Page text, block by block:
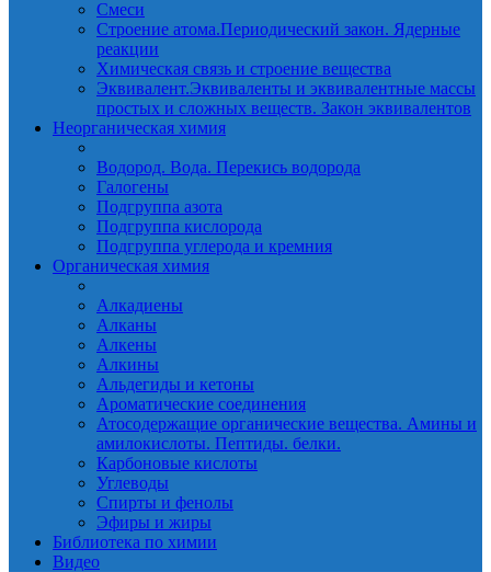
Смеси
Строение атома.Периодический закон. Ядерные
реакции
Химическая связь и строение вещества
Эквивалент.Эквиваленты и эквивалентные массы
простых и сложных веществ. Закон эквивалентов
Неорганическая химия
Водород. Вода. Перекись водорода
Галогены
Подгруппа азота
Подгруппа кислорода
Подгруппа углерода и кремния
Органическая химия
Алкадиены
Алканы
Алкены
Алкины
Альдегиды и кетоны
Ароматические соединения
Атосодержащие органические вещества. Амины и
амилокислоты. Пептиды. белки.
Карбоновые кислоты
Углеводы
Спирты и фенолы
Эфиры и жиры
Библиотека по химии
Видео